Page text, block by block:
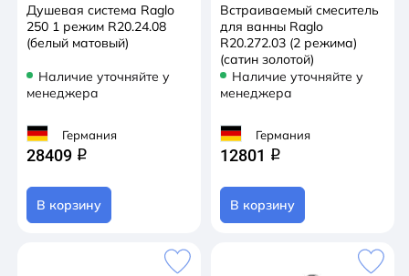
Душевая система Raglo
250 1 режим R20.24.08
(белый матовый)
Наличие уточняйте у
менеджера
Германия
28409 q
В корзину
Встраиваемый смеситель
для ванны Raglo
R20.272.03 (2 режима)
(сатин золотой)
Наличие уточняйте у
менеджера
Германия
12801 q
В корзину